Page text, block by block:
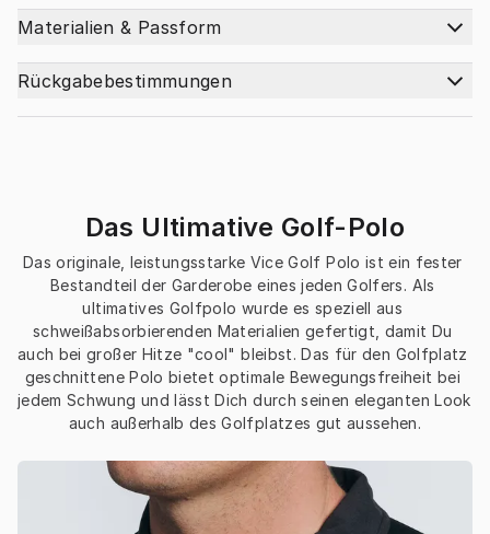
Materialien & Passform
Rückgabebestimmungen
Das Ultimative Golf-Polo
Das originale, leistungsstarke Vice Golf Polo ist ein fester
Bestandteil der Garderobe eines jeden Golfers. Als
ultimatives Golfpolo wurde es speziell aus
schweißabsorbierenden Materialien gefertigt, damit Du
auch bei großer Hitze "cool" bleibst. Das für den Golfplatz
geschnittene Polo bietet optimale Bewegungsfreiheit bei
jedem Schwung und lässt Dich durch seinen eleganten Look
auch außerhalb des Golfplatzes gut aussehen.